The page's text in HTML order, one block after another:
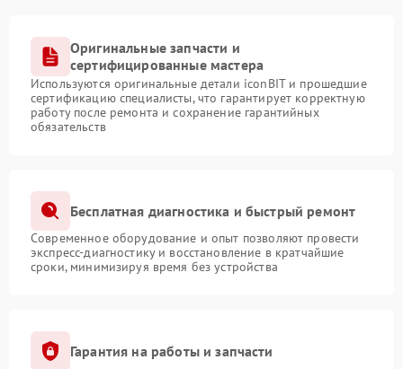
Оригинальные запчасти и
сертифицированные мастера
Используются оригинальные детали iconBIT и прошедшие
сертификацию специалисты, что гарантирует корректную
работу после ремонта и сохранение гарантийных
обязательств
Бесплатная диагностика и быстрый ремонт
Современное оборудование и опыт позволяют провести
экспресс-диагностику и восстановление в кратчайшие
сроки, минимизируя время без устройства
Гарантия на работы и запчасти